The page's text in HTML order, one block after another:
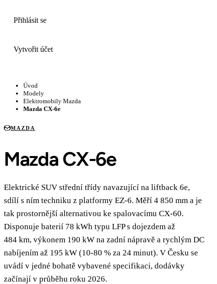
Přihlásit se
Vytvořit účet
Úvod
Modely
Elektromobily Mazda
Mazda CX-6e
MAZDA
Mazda CX-6e
Elektrické SUV střední třídy navazující na liftback 6e,
sdílí s ním techniku z platformy EZ-6. Měří 4 850 mm a je
tak prostornější alternativou ke spalovacímu CX-60.
Disponuje baterií 78 kWh typu LFP s dojezdem až
484 km, výkonem 190 kW na zadní nápravě a rychlým DC
nabíjením až 195 kW (10-80 % za 24 minut). V Česku se
uvádí v jedné bohatě vybavené specifikaci, dodávky
začínají v průběhu roku 2026.